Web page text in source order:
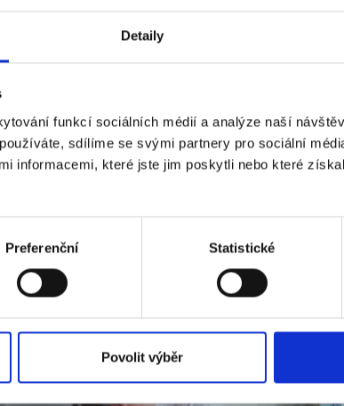
Detaily
funkcí sociálních médií a analýze naší
sdílíme se svými partnery pro sociální
informacemi, které jste jim poskytli nebo které
Preferenční Statistické
Povolit výběr